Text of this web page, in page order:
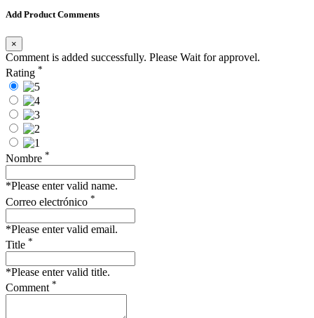
Add Product Comments
×
Comment is added successfully. Please Wait for approvel.
Rating *
Nombre *
*Please enter valid name.
Correo electrónico *
*Please enter valid email.
Title *
*Please enter valid title.
Comment *